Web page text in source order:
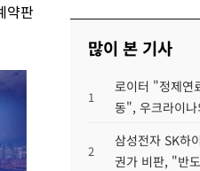
약판
많이 본 기사
1
로이터 "정제연
동", 우크라이
2
삼성전자 SK하
권가 비판, "반